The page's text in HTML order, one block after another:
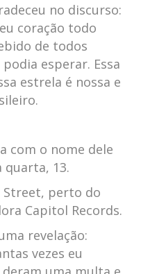
no discurso:
coração todo
de todos
esperar. Essa
estrela é nossa e
com o nome dele
quarta, 13.
Street, perto do
Capitol Records.
revelação:
vezes eu